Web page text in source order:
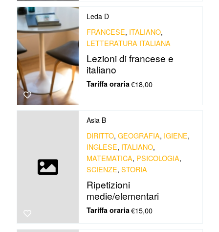
Leda D
FRANCESE, ITALIANO,
LETTERATURA ITALIANA
Lezioni di francese e
italiano
Tariffa oraria€18,00
Asia B
DIRITTO, GEOGRAFIA, IGIENE,
INGLESE, ITALIANO,
MATEMATICA, PSICOLOGIA,
SCIENZE, STORIA
Ripetizioni
medie/elementari
Tariffa oraria€15,00